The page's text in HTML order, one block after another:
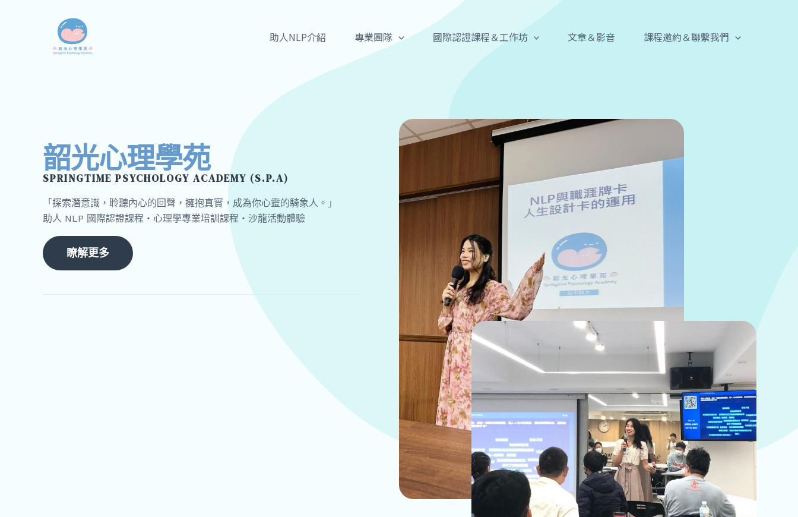
助人NLP介紹 專業團隊 國際認證課程＆工作坊 文章＆影音 課程邀約＆聯繫我們
韶光心理學苑
SPRINGTIME PSYCHOLOGY ACADEMY (S.P.A)
「探索潛意識，聆聽內心的回聲，擁抱真實，成為你心靈的騎象人。」
助人 NLP 國際認證課程・心理學專業培訓課程・沙龍活動體驗
瞭解更多